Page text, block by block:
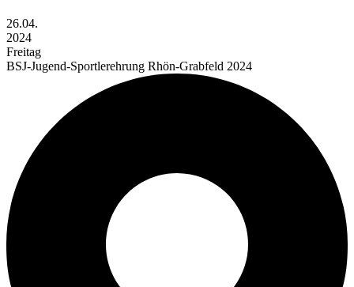
26.04.
2024
Freitag
BSJ-Jugend-Sportlerehrung Rhön-Grabfeld 2024